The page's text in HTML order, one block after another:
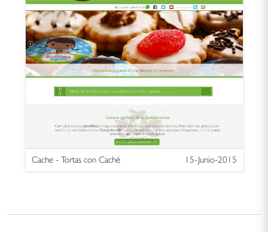
Cache - Tortas con Caché 15-Junio-2015